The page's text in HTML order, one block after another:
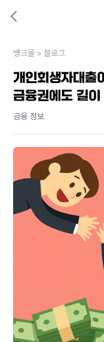
내 상황엔 어떤 방법이 있을까?
뱅크몰 > 블로그
개인회생자대출
금융권에도 길이
금융 정보